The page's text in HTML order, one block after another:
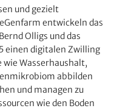
und gezielt
entwickeln das
Olligs und das
einen digitalen Zwilling
wie Wasserhaushalt,
abbilden
und managen zu
wie den Boden